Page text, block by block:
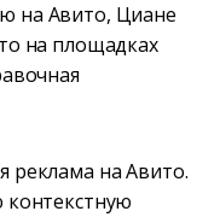
на Авито, Циане
на площадках
реклама на Авито.